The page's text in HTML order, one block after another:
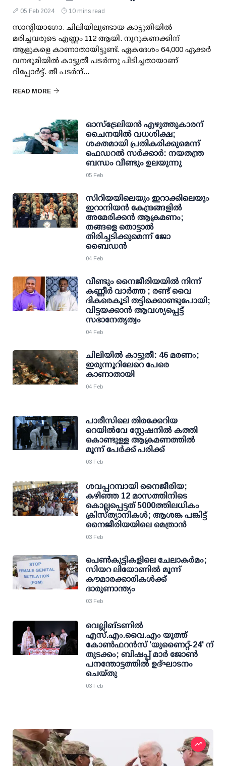
05 Feb 2024 10 mins read
സാന്റിയാഗോ: ചിലിയിലുണ്ടായ കാട്ടുതീയില്‍
മരിച്ചവരുടെ എണ്ണം 112 ആയി. നൂറുകണക്കിന്
ആളുകളെ കാണാതായിട്ടുണ്ട്. ഏകദേശം 64,000 ഏക്കര്‍
വനഭൂമിയില്‍ കാട്ടുതീ പടര്‍ന്നു പിടിച്ചതായാണ്
റിപ്പോര്‍ട്ട്. തീ പടര്‍ന്...
READ MORE
ഓസ്‌ട്രേലിയന്‍ എഴുത്തുകാരന്
ചൈനയില്‍ വധശിക്ഷ;
ശക്തമായി പ്രതികരിക്കുമെന്ന്
ഫെഡറല്‍ സര്‍ക്കാര്‍: നയതന്ത്ര
ബന്ധം വീണ്ടും ഉലയുന്നു
05 Feb
സിറിയയിലെയും ഇറാക്കിലെയും
ഇറാനിയന്‍ കേന്ദ്രങ്ങളില്‍
അമേരിക്കന്‍ ആക്രമണം;
തങ്ങളെ തൊട്ടാല്‍
തിരിച്ചടിക്കുമെന്ന് ജോ
ബൈഡന്‍
04 Feb
വീണ്ടും നൈജീരിയയിൽ നിന്ന്
കണ്ണീർ വാർത്ത ; രണ്ട് വൈ​
ദികരെകൂടി തട്ടിക്കൊണ്ടുപോയി;
വിട്ടയക്കാൻ ആവശ്യപ്പെട്ട്
സഭാനേതൃത്വം
04 Feb
ചിലിയില്‍ കാട്ടുതീ: 46 മരണം;
ഇരുന്നൂറിലേറെ പേരെ
കാണാതായി
04 Feb
പാരീസിലെ തിരക്കേറിയ
റെയില്‍വേ സ്റ്റേഷനില്‍ കത്തി
കൊണ്ടുള്ള ആക്രമണത്തില്‍
മൂന്ന് പേര്‍ക്ക് പരിക്ക്
03 Feb
ശവപ്പറമ്പായി നൈജീരിയ;
കഴിഞ്ഞ 12 മാസത്തിനിടെ
കൊല്ലപ്പെട്ടത് 5000ത്തിലധികം
ക്രിസ്ത്യാനികൾ; ആശങ്ക പങ്കിട്ട്
നൈജീരിയയിലെ മെത്രാൻ
03 Feb
പെണ്‍കുട്ടികളിലെ ചേലാകര്‍മം;
സിയറ ലിയോണില്‍ മൂന്ന്
കൗമാരക്കാരികള്‍ക്ക്
ദാരുണാന്ത്യം
03 Feb
വെല്ലിങ്ടണില്‍
എസ്.എം.വൈ.എം യൂത്ത്
കോണ്‍ഫറന്‍സ് 'യുണൈറ്റ്-24' ന്
തുടക്കം; ബിഷപ്പ്‌ മാർ ജോണ്‍
പനന്തോട്ടത്തില്‍ ഉദ്ഘാടനം
ചെയ്തു
03 Feb